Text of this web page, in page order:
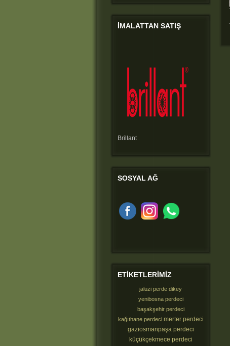
IMALATTAN SATIŞ
Brillant
SOSYAL AĞ
ETIKETLERIMIZ
jaluzi perde dikey
yenibosna perdeci
başakşehir perdeci
kağıthane perdeci merter perdeci
gaziosmanpaşa perdeci
küçükçekmece perdeci